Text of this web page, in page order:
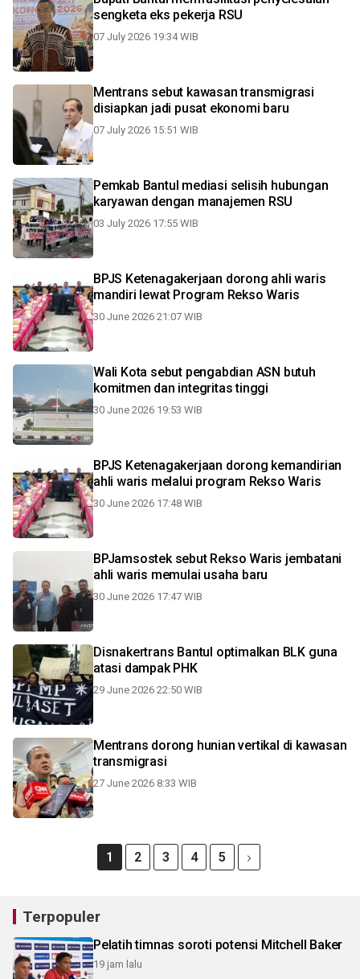
sengketa eks pekerja RSU
07 July 2026 19:34 WIB
Mentrans sebut kawasan transmigrasi
disiapkan jadi pusat ekonomi baru
07 July 2026 15:51 WIB
Pemkab Bantul mediasi selisih hubungan
karyawan dengan manajemen RSU
03 July 2026 17:55 WIB
BPJS Ketenagakerjaan dorong ahli waris
mandiri lewat Program Rekso Waris
30 June 2026 21:07 WIB
Wali Kota sebut pengabdian ASN butuh
komitmen dan integritas tinggi
30 June 2026 19:53 WIB
BPJS Ketenagakerjaan dorong kemandirian
ahli waris melalui program Rekso Waris
30 June 2026 17:48 WIB
BPJamsostek sebut Rekso Waris jembatani
ahli waris memulai usaha baru
30 June 2026 17:47 WIB
Disnakertrans Bantul optimalkan BLK guna
atasi dampak PHK
29 June 2026 22:50 WIB
Mentrans dorong hunian vertikal di kawasan
transmigrasi
27 June 2026 8:33 WIB
1 2 3 4 5
Terpopuler
Pelatih timnas soroti potensi Mitchell Baker
19 jam lalu